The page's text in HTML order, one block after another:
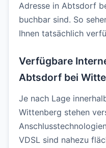
Adresse in Abtsdorf
buchbar sind. So
Ihnen tatsächlich
Verfügbare
Abtsdorf bei
Je nach Lage
Wittenberg stehen
VDSL sind nahezu